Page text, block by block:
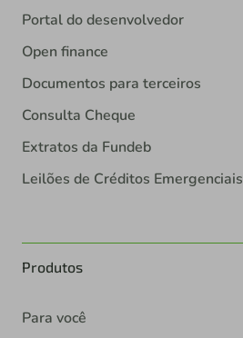
Portal do desenvolvedor
Open finance
Documentos para terceiros
Consulta Cheque
Extratos da Fundeb
Leilões de Créditos Emergenciais
Produtos
Para você